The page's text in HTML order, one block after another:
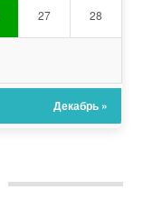
27 28
Декабрь »